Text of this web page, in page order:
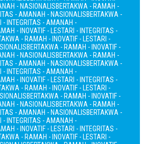
- NASIONALISBERTAKWA - RAMAH -
- AMANAH - NASIONALISBERTAKWA -
- INTEGRITAS - AMANAH -
- INOVATIF - LESTARI - INTEGRITAS -
- RAMAH - INOVATIF - LESTARI -
BERTAKWA - RAMAH - INOVATIF -
- NASIONALISBERTAKWA - RAMAH -
- AMANAH - NASIONALISBERTAKWA -
- INTEGRITAS - AMANAH -
- INOVATIF - LESTARI - INTEGRITAS -
- RAMAH - INOVATIF - LESTARI -
BERTAKWA - RAMAH - INOVATIF -
- NASIONALISBERTAKWA - RAMAH -
- AMANAH - NASIONALISBERTAKWA -
- INTEGRITAS - AMANAH -
- INOVATIF - LESTARI - INTEGRITAS -
- RAMAH - INOVATIF - LESTARI -